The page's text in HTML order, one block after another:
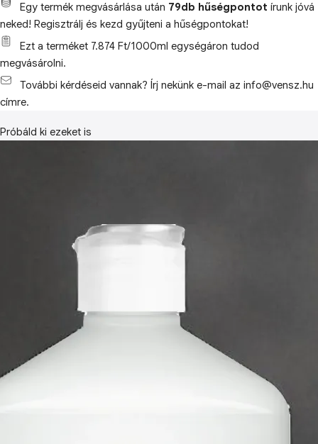
Egy termék megvásárlása után 79db hűségpontot írunk jóvá
neked! Regisztrálj és kezd gyűjteni a hűségpontokat!
Ezt a terméket 7.874 Ft/1000ml egységáron tudod
megvásárolni.
További kérdéseid vannak? Írj nekünk e-mail az info@vensz.hu
címre.
Próbáld ki ezeket is